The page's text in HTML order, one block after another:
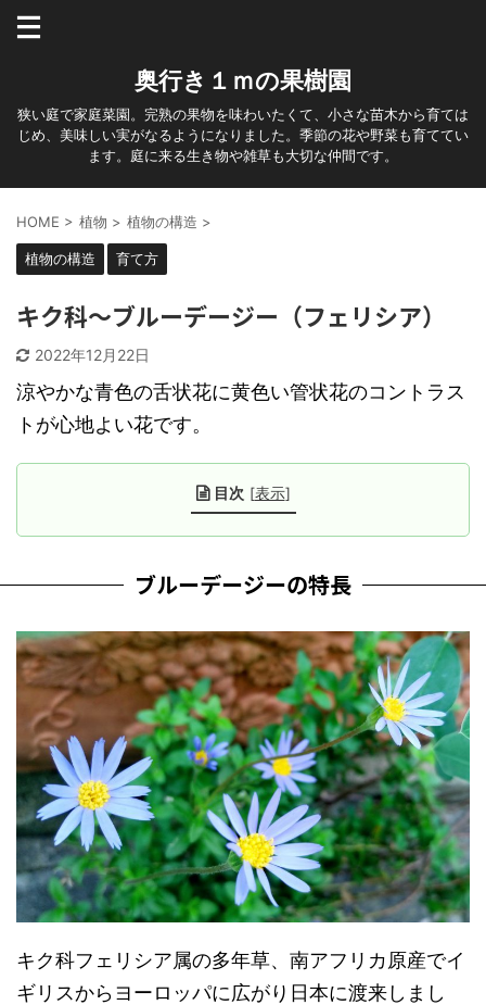
奥行き１ｍの果樹園
狭い庭で家庭菜園。完熟の果物を味わいたくて、小さな苗木から育ては
じめ、美味しい実がなるようになりました。季節の花や野菜も育ててい
ます。庭に来る生き物や雑草も大切な仲間です。
HOME > 植物 > 植物の構造 >
植物の構造 育て方
キク科～ブルーデージー（フェリシア）
2022年12月22日
涼やかな青色の舌状花に黄色い管状花のコントラス
トが心地よい花です。
目次 [表示]
ブルーデージーの特長
キク科フェリシア属の多年草、南アフリカ原産でイ
ギリスからヨーロッパに広がり日本に渡来しまし